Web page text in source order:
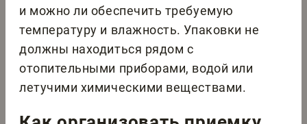
и можно ли обеспечить требуемую
температуру и влажность. Упаковки не
должны находиться рядом с
отопительными приборами, водой или
летучими химическими веществами.